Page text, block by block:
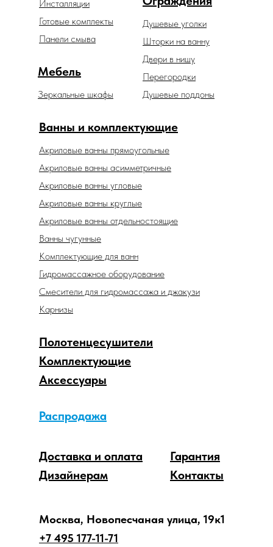
Ванны и комплектующие
Акриловые ванны прямоугольные
Зеркальные шкафы
Мебель
Душевые уголки
Шторки на ванну
Двери в нишу
Перегородки
Аксессуары
Распродажа
Комплектующие
Дизайнерам
Доставка и оплата
Гарантия
Контакты
Душевые поддоны
Акриловые ванны отдельностоящие
Акриловые ванны асимметричные
Акриловые ванны угловые
Акриловые ванны круглые
Ванны чугунные
Комплектующие для ванн
Гидромассажное оборудование
Смесители для гидромассажа и джакузи
Карнизы
Полотенцесушители
Инсталляции
Готовые комплекты
Панели смыва
Москва, Новопесчаная улица, 19к1
+7 495 177-11-71